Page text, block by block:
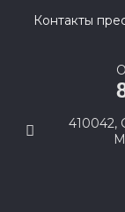
Контакты
410042,